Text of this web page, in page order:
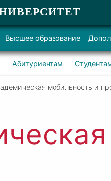
Высшее образование
Абитуриентам
мобильность и